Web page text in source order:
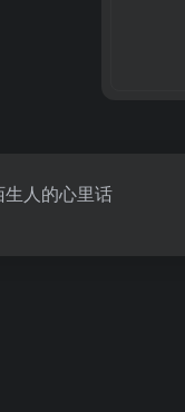
人的心里话